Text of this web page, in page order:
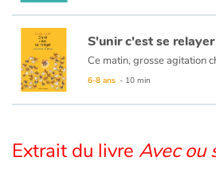
Contes d'ici et d'ailleurs
Autour de la lecture
Apprendre à lire
S'unir c'est se relayer
6-8 ans - 10 min
Extrait du livre Avec ou